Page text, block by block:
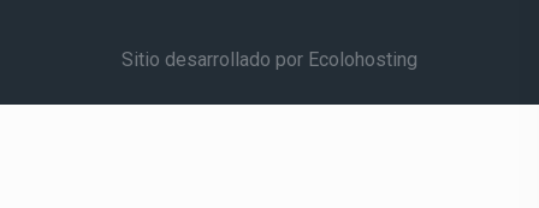
Sitio desarrollado por Ecolohosting